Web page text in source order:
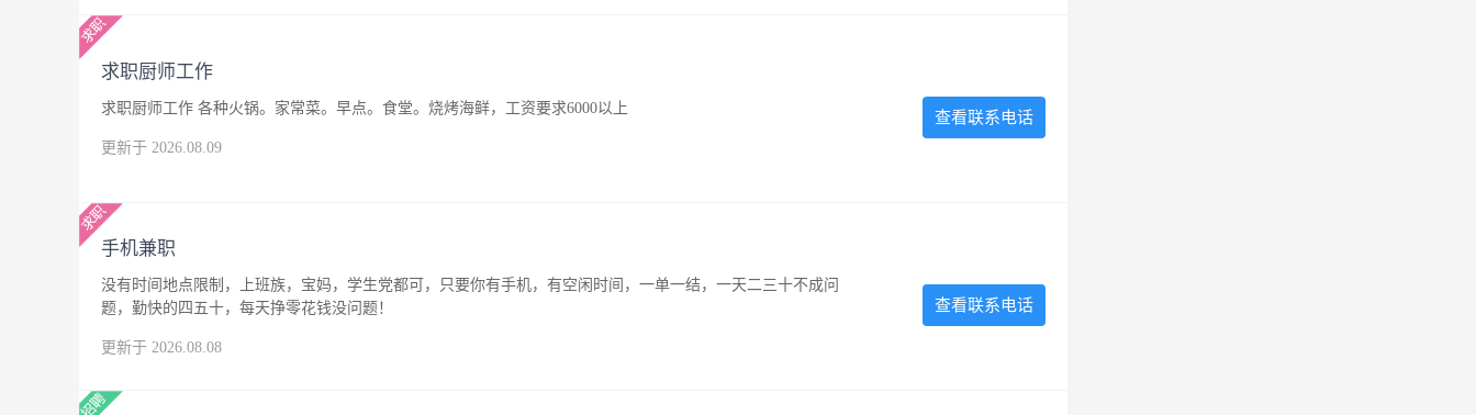
求职厨师工作
求职厨师工作 各种火锅。家常菜。早点。食堂。烧烤海鲜，工资要求6000以上
更新于 2026.08.09
查看联系电话
手机兼职
没有时间地点限制，上班族，宝妈，学生党都可，只要你有手机，有空闲时间，一单一结，一天二三十不成问
题，勤快的四五十，每天挣零花钱没问题！
更新于 2026.08.08
查看联系电话